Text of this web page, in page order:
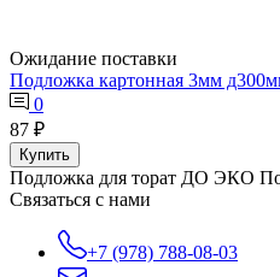
Ожидание поставки
Подложка картонная 3мм
0
87 ₽
Купить
Подложка для торат ДО ЭКО
Связаться с нами
+7 (978) 788-08-03